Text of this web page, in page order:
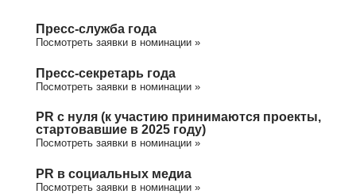
Пресс-служба года
Посмотреть заявки в номинации »
Пресс-секретарь года
Посмотреть заявки в номинации »
PR с нуля (к участию принимаются проекты,
стартовавшие в 2025 году)
Посмотреть заявки в номинации »
PR в социальных медиа
Посмотреть заявки в номинации »